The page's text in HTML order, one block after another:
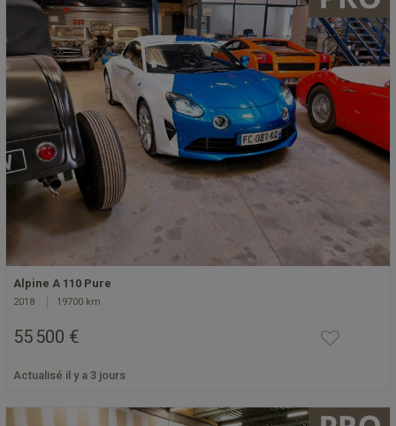
Alpine A 110 Pure
2018 19700 km
55 500 €
Actualisé il y a 3 jours